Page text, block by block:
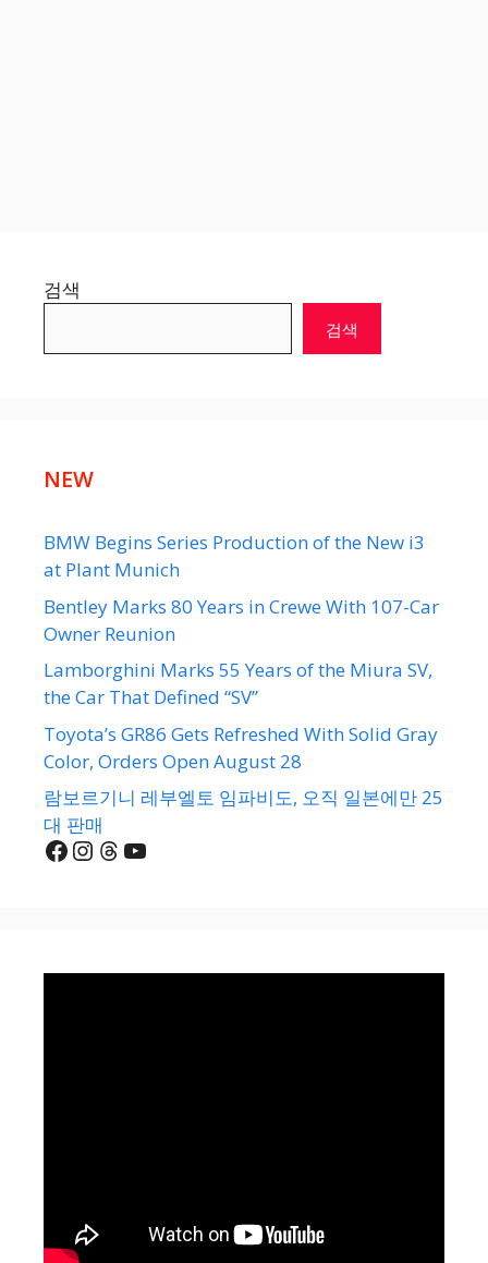
검색
검색
NEW
BMW Begins Series Production of the New i3
at Plant Munich
Bentley Marks 80 Years in Crewe With 107-Car
Owner Reunion
Lamborghini Marks 55 Years of the Miura SV,
the Car That Defined “SV”
Toyota’s GR86 Gets Refreshed With Solid Gray
Color, Orders Open August 28
람보르기니 레부엘토 임파비도, 오직 일본에만 25
대 판매
Facebook
Instagram
Threads
YouTube